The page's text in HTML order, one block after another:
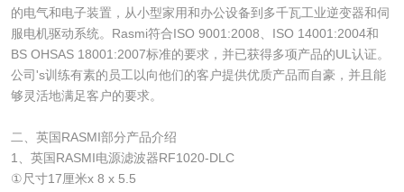
的电气和电子装置，从小型家用和办公设备到多千瓦工业逆变器和伺
服电机驱动系统。Rasmi符合ISO 9001:2008、ISO 14001:2004和
BS OHSAS 18001:2007标准的要求，并已获得多项产品的UL认证。
公司's训练有素的员工以向他们的客户提供优质产品而自豪，并且能
够灵活地满足客户的要求。
二、英国RASMI部分产品介绍
1、英国RASMI电源滤波器RF1020-DLC
①尺寸17厘米x 8 x 5.5